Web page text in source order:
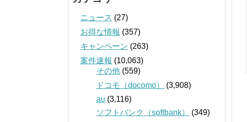
ニュース (27)
お得な情報 (357)
キャンペーン (263)
案件速報 (10,063)
その他 (559)
ドコモ（docomo）
(3,908)
au (3,116)
ソフトバンク（softbank）
(349)